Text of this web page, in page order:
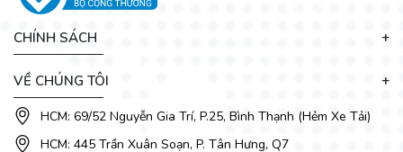
CHÍNH SÁCH
VỀ CHÚNG TÔI
HCM: 69/52 Nguyễn Gia Trí, P.25, Bình Thạnh (Hẻm Xe Tải)
HCM: 445 Trần Xuân Soạn, P. Tân Hưng, Q7